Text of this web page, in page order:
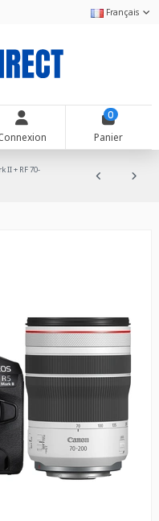
Français
0
Panier
II + RF 70-